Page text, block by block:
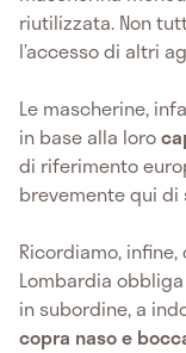
riutilizzata. Non
l’accesso di altri
Le mascherine,
in base alla loro
di riferimento
brevemente qui di
Ricordiamo,
Lombardia obbliga
in subordine, a
copra naso e